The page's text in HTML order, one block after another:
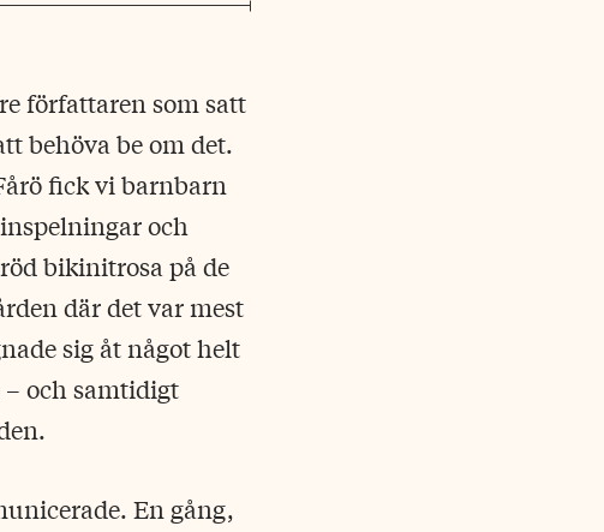
författaren som satt
behöva be om det.
fick vi barnbarn
och
bikinitrosa på de
där det var mest
sig åt något helt
och samtidigt
En gång,